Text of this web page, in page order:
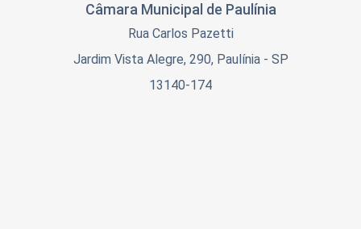
Todas as crianças previamente inscritas serão
medalhas de participação.
(inscrito através de CPF), em todas as categorias (PCD e
Geral Feminino e Masculino).
Câmara Municipal de Paulínia
Rua Carlos Pazetti
Jardim Vista Alegre, 290, Paulínia - SP
13140-174